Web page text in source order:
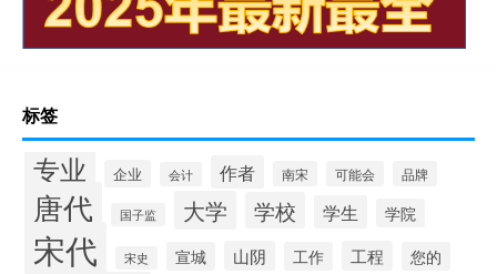
标签
专业 企业 会计 作者 南宋 可能会 品牌
唐代 国子监 大学 学校 学生 学院
宋代 宋史 宣城 山阴 工作 工程 您的